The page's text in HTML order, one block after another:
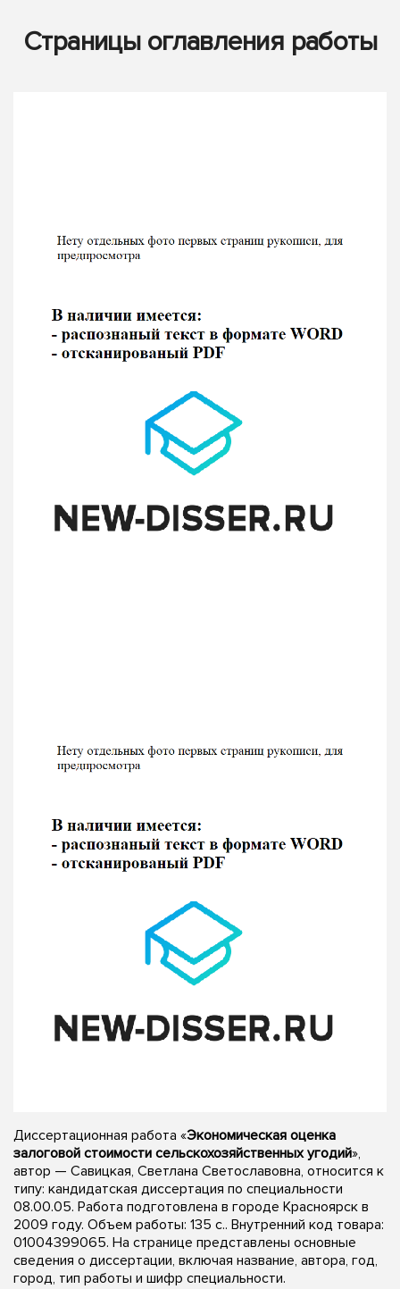
Страницы оглавления работы
Диссертационная работа «Экономическая оценка
залоговой стоимости сельскохозяйственных угодий»,
автор — Савицкая, Светлана Светославовна, относится к
типу: кандидатская диссертация по специальности
08.00.05. Работа подготовлена в городе Красноярск в
2009 году. Объем работы: 135 с.. Внутренний код товара:
01004399065. На странице представлены основные
сведения о диссертации, включая название, автора, год,
город, тип работы и шифр специальности.